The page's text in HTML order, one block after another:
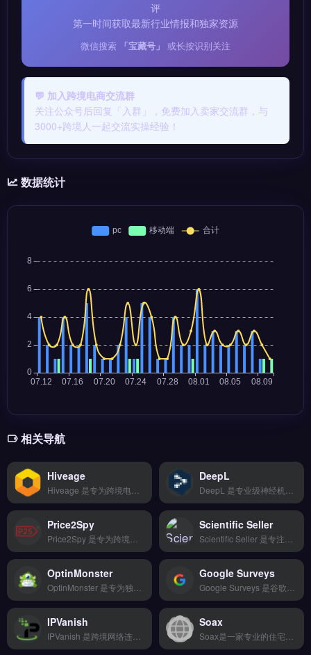
评
第一时间获取最新行业情报和独家资源
微信搜索 「宝藏号」 或长按识别关注
💬 加入跨境电商交流群
关注公众号后回复「入群」，免费加入卖家交流群，与
3000+跨境人一起交流实操经验！
数据统计
相关导航
Hiveage DeepL
Price2Spy Scientific Seller
OptinMonster Google Surveys
IPVanish Soax